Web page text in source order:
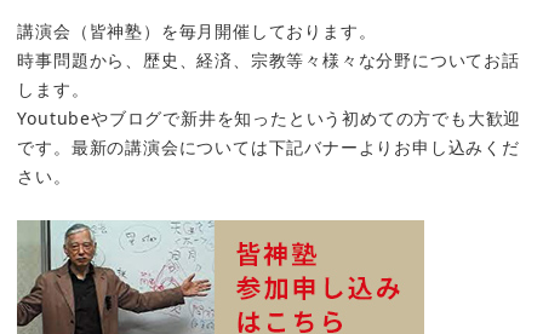
講演会（皆神塾）を毎月開催しております。
時事問題から、歴史、経済、宗教等々様々な分野についてお話
します。
Youtubeやブログで新井を知ったという初めての方でも大歓迎
です。最新の講演会については下記バナーよりお申し込みくだ
さい。